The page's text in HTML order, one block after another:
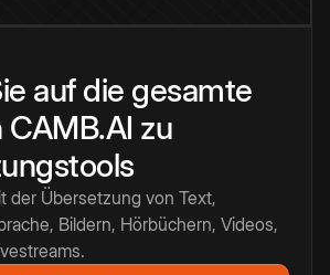
auf die gesamte
CAMB.AI zu
der Übersetzung von Text,
Bildern, Hörbüchern, Videos,